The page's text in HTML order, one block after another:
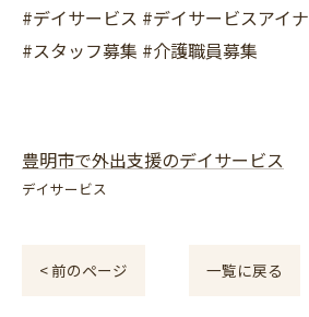
#デイサービス #デイサービスアイナ
#スタッフ募集 #介護職員募集
豊明市で外出支援のデイサービス
デイサービス
< 前のページ 一覧に戻る